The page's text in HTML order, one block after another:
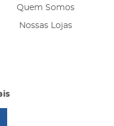
Quem Somos
Nossas Lojas